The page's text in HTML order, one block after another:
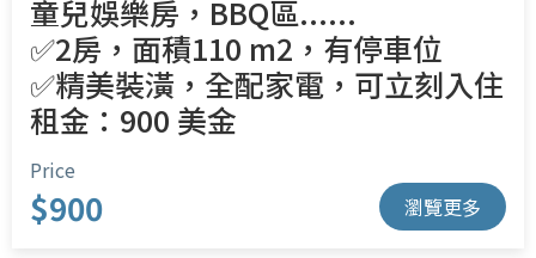
童兒娛樂房，BBQ區......
✅2房，面積110 m2，有停車位
✅精美裝潢，全配家電，可立刻入住
租金：900 美金
Price
$900 瀏覽更多